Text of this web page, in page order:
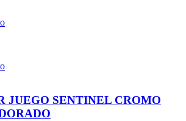
JUEGO SENTINEL CROMO